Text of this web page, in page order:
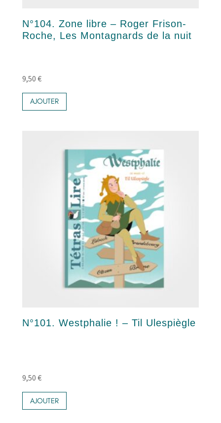
N°104. Zone libre – Roger Frison-
Roche, Les Montagnards de la nuit
9,50 €
AJOUTER
N°101. Westphalie ! – Til Ulespiègle
9,50 €
AJOUTER